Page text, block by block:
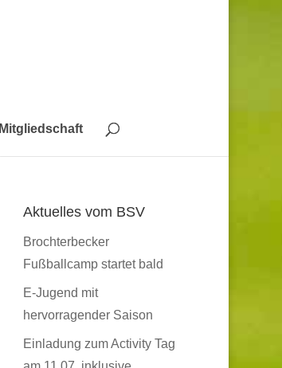
Mitgliedschaft
Aktuelles vom BSV
Brochterbecker
Fußballcamp startet bald
E-Jugend mit
hervorragender Saison
Einladung zum Activity Tag